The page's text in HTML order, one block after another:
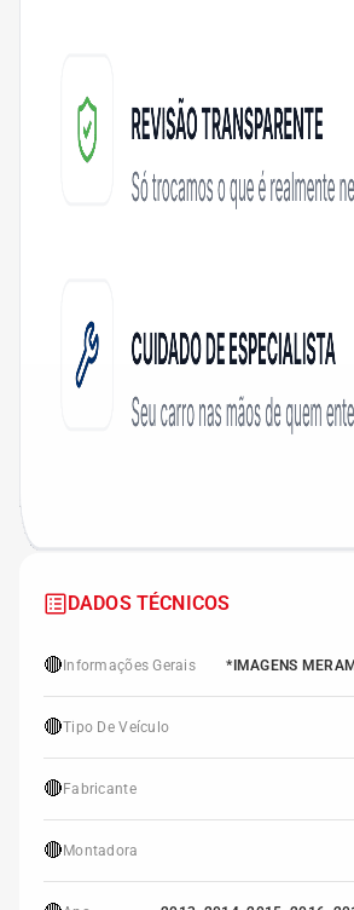
DADOS TÉCNICOS
🔴 Informações Gerais *IMAGENS
🔴Tipo De Veículo
🔴 Fabricante
🔴 Montadora